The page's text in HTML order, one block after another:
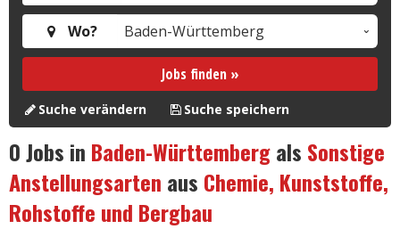
Wo?
Jobs finden »
Suche verändern Suche speichern
0Jobs in Baden-Württembergals Sonstige
Anstellungsarten aus Chemie, Kunststoffe,
Rohstoffe und Bergbau